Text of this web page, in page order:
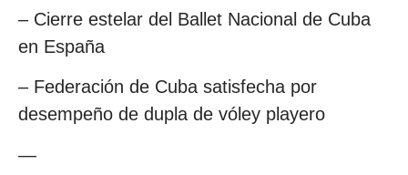
– Cierre estelar del Ballet Nacional de Cuba
en España
– Federación de Cuba satisfecha por
desempeño de dupla de vóley playero
—